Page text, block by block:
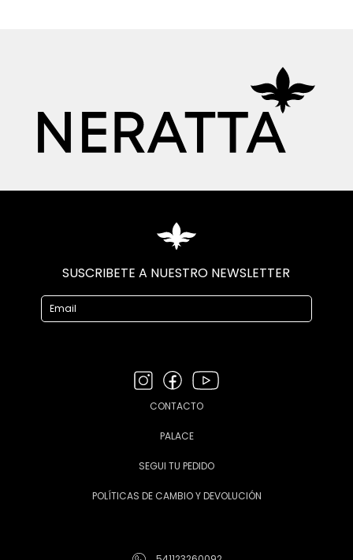
SUSCRIBETE A NUESTRO NEWSLETTER
CONTACTO
PALACE
SEGUI TU PEDIDO
POLÍTICAS DE CAMBIO Y DEVOLUCIÓN